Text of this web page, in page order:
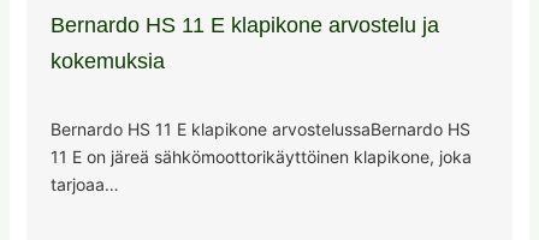
Bernardo HS 11 E klapikone arvostelu ja
kokemuksia
Bernardo HS 11 E klapikone arvostelussaBernardo HS
11 E on järeä sähkömoottorikäyttöinen klapikone, joka
tarjoaa…